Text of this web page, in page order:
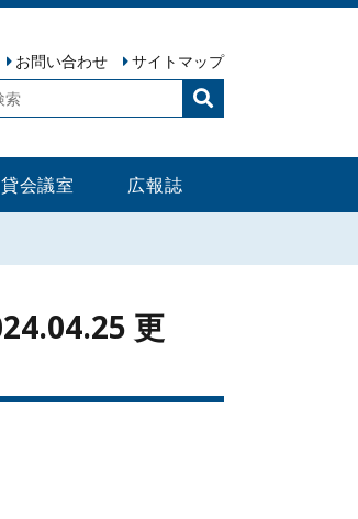
お問い合わせ サイトマップ
貸会議室 広報誌
更